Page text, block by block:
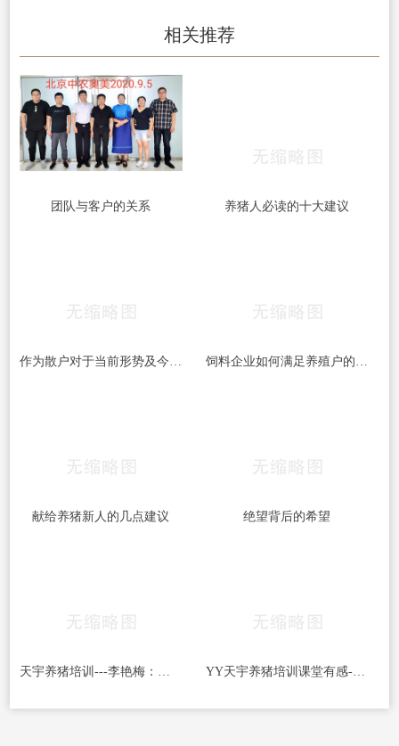
相关推荐
团队与客户的关系 养猪人必读的十大建议
献给养猪新人的几点建议 绝望背后的希望
YY天宇养猪培训课堂有感---李艳梅